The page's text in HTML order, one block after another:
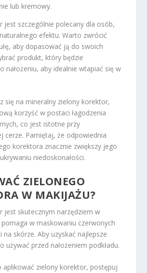
lub kremowy.
jest szczególnie polecany dla osób,
efektu. Warto zwrócić
aby dopasować ją do swoich
produkt, który będzie
nałożeniu, aby idealnie wtapiać się w
się na mineralny zielony korektor,
korzyść w postaci łagodzenia
co jest istotne przy
cerze. Pamiętaj, że odpowiednia
korektora znacznie zwiększy jego
niedoskonałości.
ZIELONEGO
W MAKIJAŻU?
jest skutecznym narzędziem w
w maskowaniu czerwonych
na skórze. Aby uzyskać najlepsze
używać przed nałożeniem podkładu.
aplikować zielony korektor, postępuj